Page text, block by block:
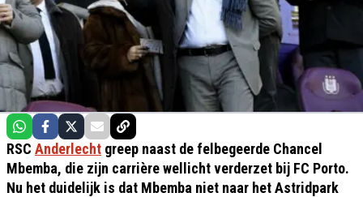
RSC Anderlecht greep naast de felbegeerde Chancel
Mbemba, die zijn carrière wellicht verderzet bij FC Porto.
Nu het duidelijk is dat Mbemba niet naar het Astridpark